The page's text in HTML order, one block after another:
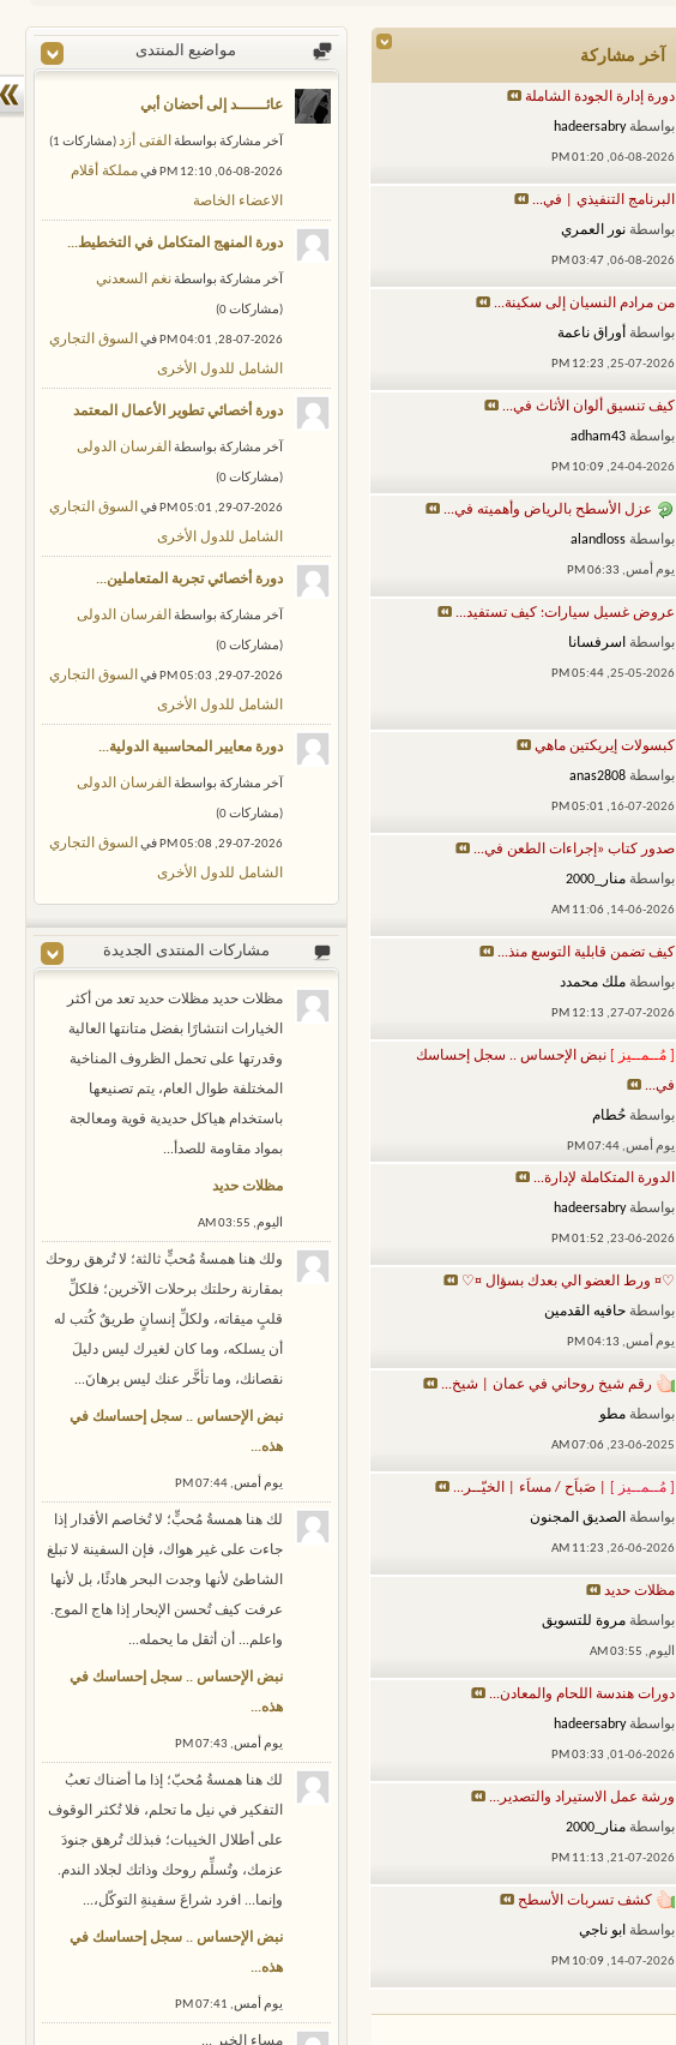
آخر مشاركة
دورة إدارة الجودة الشاملة
بواسطةhadeersabry
06-08-2026,
01:20 PM
البرنامج التنفيذي | في...
بواسطةنور العمري
06-08-2026,
03:47 PM
من مرادم النسيان إلى سكينة...
بواسطة أوراق ناعمة
25-07-2026,
12:23 PM
كيف تنسيق ألوان الأثاث في...
بواسطةadham43
24-04-2026,
10:09 PM
عزل الأسطح بالرياض وأهميته في...
بواسطةalandloss
يوم أمس, 06:33 PM
عروض غسيل سيارات: كيف تستفيد...
بواسطة اسرفسانا
25-05-2026,
05:44 PM
كبسولات إيريكتين ماهي
بواسطةanas2808
16-07-2026,
05:01 PM
صدور كتاب «إجراءات الطعن في...
بواسطةمنار_2000
14-06-2026,
11:06 AM
كيف تضمن قابلية التوسع منذ...
بواسطةملك محمدد
27-07-2026,
12:13 PM
[ مُــمــيز ] نبض الإحساس .. سجل إحساسك
في...
بواسطةحُطام
يوم أمس,07:44 PM
الدورة المتكاملة لإدارة...
بواسطةhadeersabry
23-06-2026,
01:52 PM
♡¤ ورط العضو الي بعدك بسؤال ¤♡
بواسطةحافيه القدمين
يوم أمس, 04:13 PM
رقم شيخ روحاني في عمان | شيخ...
بواسطةمطو
23-06-2025,
07:06 AM
[ مُــمــيز ] | صَباَح / مساَء | الخيّــر...
بواسطة الصديق المجنون
26-06-2026,
11:23 AM
مظلات حديد
بواسطةمروة للتسويق
اليوم, 03:55 AM
دورات هندسة اللحام والمعادن...
بواسطةhadeersabry
01-06-2026,
03:33 PM
ورشة عمل الاستيراد والتصدير...
بواسطةمنار_2000
21-07-2026,
11:13 PM
كشف تسربات الأسطح
بواسطة ابو ناجي
14-07-2026,
10:09 PM
مواضيع المنتدى
عائــــــد إلى أحضان أبي
‏آخر مشاركة بواسطة الفتى أزد‏(مشاركات 1)
06-08-2026,
12:10 PM فيمملكة أقلام
الاعضاء الخاصة
دورة المنهج المتكامل في التخطيط...
‏آخر مشاركة بواسطةنغم السعدني
‏(مشاركات 0)
28-07-2026,
04:01 PM في السوق التجاري
الشامل للدول الأخرى
دورة أخصائي تطوير الأعمال المعتمد
‏آخر مشاركة بواسطة الفرسان الدولى
‏(مشاركات 0)
29-07-2026,
05:01 PM في السوق التجاري
الشامل للدول الأخرى
دورة أخصائي تجربة المتعاملين...
‏آخر مشاركة بواسطة الفرسان الدولى
‏(مشاركات 0)
29-07-2026,
05:03 PM في السوق التجاري
الشامل للدول الأخرى
دورة معايير المحاسبية الدولية...
‏آخر مشاركة بواسطة الفرسان الدولى
‏(مشاركات 0)
29-07-2026,
05:08 PM في السوق التجاري
الشامل للدول الأخرى
مشاركات المنتدى الجديدة
مظلات حديد مظلات حديد تعد من أكثر
الخيارات انتشارًا بفضل متانتها العالية
وقدرتها على تحمل الظروف المناخية
المختلفة طوال العام، يتم تصنيعها
باستخدام هياكل حديدية قوية ومعالجة
بمواد مقاومة للصدأ...
مظلات حديد
اليوم, 03:55 AM
ولك هنا همسةُ مُحبٍّ ثالثة؛ لا تُرهق روحك
بمقارنة رحلتك برحلات الآخرين؛ فلكلِّ
قلبٍ ميقاته، ولكلِّ إنسانٍ طريقٌ كُتب له
أن يسلكه، وما كان لغيرك ليس دليلَ
نقصانك، وما تأخَّر عنك ليس برهانَ...
نبض الإحساس .. سجل إحساسك في
هذه...
يوم أمس, 07:44 PM
لك هنا همسةُ مُحبٍّ؛ لا تُخاصم الأقدار إذا
جاءت على غير هواك، فإن السفينة لا تبلغ
الشاطئ لأنها وجدت البحر هادئًا، بل لأنها
عرفت كيف تُحسن الإبحار إذا هاج الموج.
واعلم... أن أثقل ما يحمله...
نبض الإحساس .. سجل إحساسك في
هذه...
يوم أمس, 07:43 PM
لك هنا همسةُ مُحبّ؛ إذا ما أضناك تعبُ
التفكير في نيل ما تحلم، فلا تُكثر الوقوف
على أطلال الخيبات؛ فبذلك تُرهق جنودَ
عزمك، وتُسلِّم روحك وذاتك لجلاد الندم.
وإنما... افرد شراعَ سفينةِ التوكّل،...
نبض الإحساس .. سجل إحساسك في
هذه...
يوم أمس, 07:41 PM
مساء الخير ...